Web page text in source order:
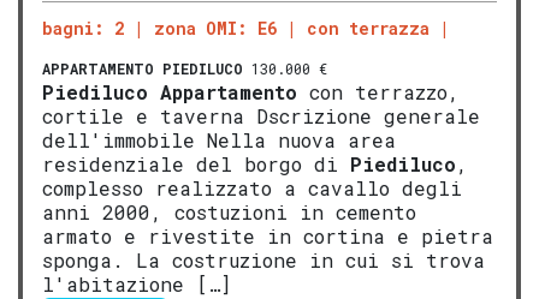
bagni: 2 zona OMI: E6 con terrazza
APPARTAMENTO PIEDILUCO 130.000 €
Piediluco Appartamento con terrazzo,
cortile e taverna Dscrizione generale
dell'immobile Nella nuova area
residenziale del borgo di Piediluco,
complesso realizzato a cavallo degli
anni 2000, costuzioni in cemento
armato e rivestite in cortina e pietra
sponga. La costruzione in cui si trova
l'abitazione […]